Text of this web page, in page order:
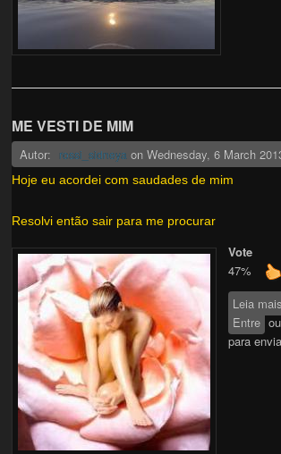
ME VESTI DE MIM
Autor: rossi_sidneya onWednesday, 6 March
Hoje eu acordei com saudades de mim
Resolvi então sair para me procurar
Vote
47%
Leia mais
Entre ou
para